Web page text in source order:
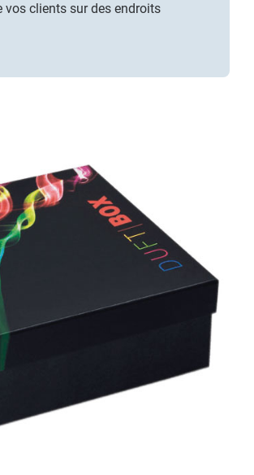
clients sur des endroits